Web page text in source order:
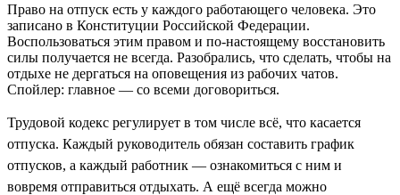
Право на отпуск есть у каждого работающего человека. Это
записано в Конституции Российской Федерации.
Воспользоваться этим правом и по-настоящему восстановить
силы получается не всегда. Разобрались, что сделать, чтобы на
отдыхе не дергаться на оповещения из рабочих чатов.
Спойлер: главное — со всеми договориться.
Трудовой кодекс регулирует в том числе всё, что касается
отпуска. Каждый руководитель обязан составить график
отпусков, а каждый работник — ознакомиться с ним и
вовремя отправиться отдыхать. А ещё всегда можно